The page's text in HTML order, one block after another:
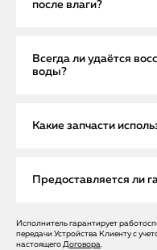
после влаги?
В среднем от 1 до 3
быстрее, при
Всегда ли удаётся
воды?
Долгое воздействие
Какие запчасти
Мы устанавливаем
что гарантирует
Предоставляется ли
Да, на все
действует официальная
Исполнитель гарантирует
передачи Устройства Клиенту с
настоящего Договора.